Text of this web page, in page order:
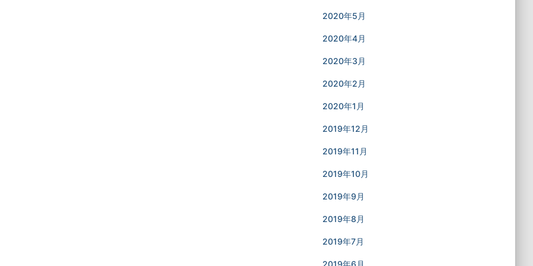
2020年5月
2020年4月
2020年3月
2020年2月
2020年1月
2019年12月
2019年11月
2019年10月
2019年9月
2019年8月
2019年7月
2019年6月